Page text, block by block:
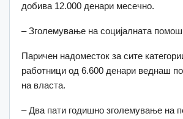
добива 12.000 денари месечно.
– Зголемување на социјалната
Паричен надоместок за сите
работници од 6.600 денари веднаш
на власта.
– Два пати годишно зголемување на